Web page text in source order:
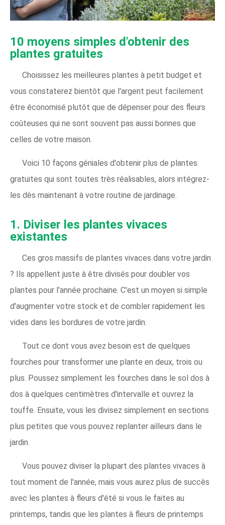
10 moyens simples d'obtenir des
plantes gratuites
Choisissez les meilleures plantes à petit budget et
vous constaterez bientôt que l'argent peut facilement
être économisé plutôt que de dépenser pour des fleurs
coûteuses qui ne sont souvent pas aussi bonnes que
celles de votre maison.
Voici 10 façons géniales d'obtenir plus de plantes
gratuites qui sont toutes très réalisables, alors intégrez-
les dès maintenant à votre routine de jardinage.
1. Diviser les plantes vivaces
existantes
Ces gros massifs de plantes vivaces dans votre jardin
? Ils appellent juste à être divisés pour doubler vos
plantes pour l'année prochaine. C'est un moyen si simple
d'augmenter votre stock et de combler rapidement les
vides dans les bordures de votre jardin.
Tout ce dont vous avez besoin est de quelques
fourches pour transformer une plante en deux, trois ou
plus. Poussez simplement les fourches dans le sol dos à
dos à quelques centimètres d'intervalle et ouvrez la
touffe. Ensuite, vous les divisez simplement en sections
plus petites que vous pouvez replanter ailleurs dans le
jardin.
Vous pouvez diviser la plupart des plantes vivaces à
tout moment de l'année, mais vous aurez plus de succès
avec les plantes à fleurs d'été si vous le faites au
printemps, tandis que les plantes à fleurs de printemps